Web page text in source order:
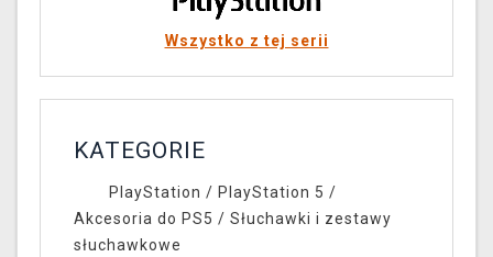
Wszystko z tej serii
KATEGORIE
PlayStation / PlayStation 5 /
Akcesoria do PS5 / Słuchawki i zestawy
słuchawkowe